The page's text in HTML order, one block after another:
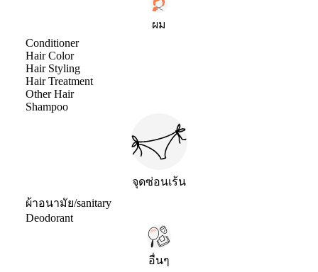
ผม
Conditioner
Hair Color
Hair Styling
Hair Treatment
Other Hair
Shampoo
จุดซ่อนเร้น
ผ้าอนามัย/sanitary
Deodorant
อื่นๆ